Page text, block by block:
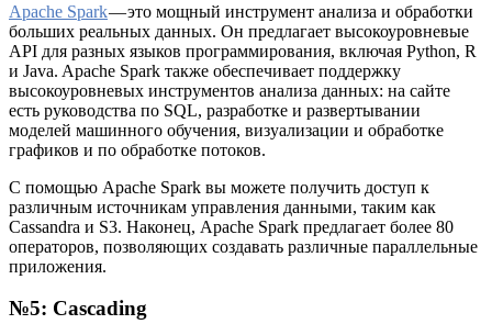
Apache Spark— это мощный инструмент анализа и обработки
больших реальных данных. Он предлагает высокоуровневые
API для разных языков программирования, включая Python, R
и Java. Apache Spark также обеспечивает поддержку
высокоуровневых инструментов анализа данных: на сайте
есть руководства по SQL, разработке и развертывании
моделей машинного обучения, визуализации и обработке
графиков и по обработке потоков.
С помощью Apache Spark вы можете получить доступ к
различным источникам управления данными, таким как
Cassandra и S3. Наконец, Apache Spark предлагает более 80
операторов, позволяющих создавать различные параллельные
приложения.
№5: Cascading